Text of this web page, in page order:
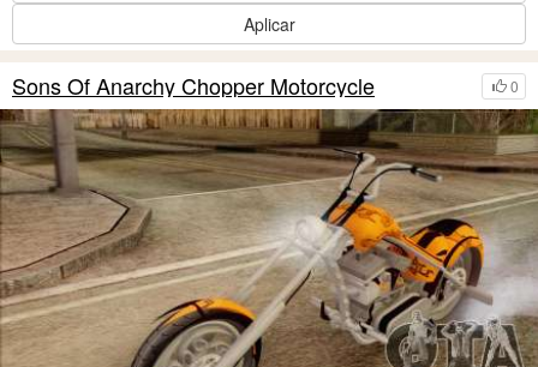
Aplicar
0
Sons Of Anarchy Chopper Motorcycle